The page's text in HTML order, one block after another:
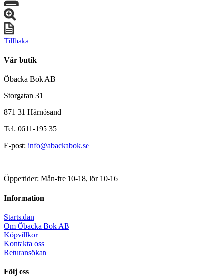
Tillbaka
Vår butik
Öbacka Bok AB
Storgatan 31
871 31 Härnösand
Tel: 0611-195 35
E-post: info@abackabok.se
Öppettider: Mån-fre 10-18, lör 10-16
Information
Startsidan
Om Öbacka Bok AB
Köpvillkor
Kontakta oss
Returansökan
Följ oss